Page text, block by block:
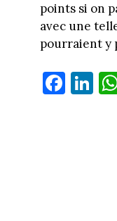
points si on
avec une
pourraient y
Fa
ce
Li
nk